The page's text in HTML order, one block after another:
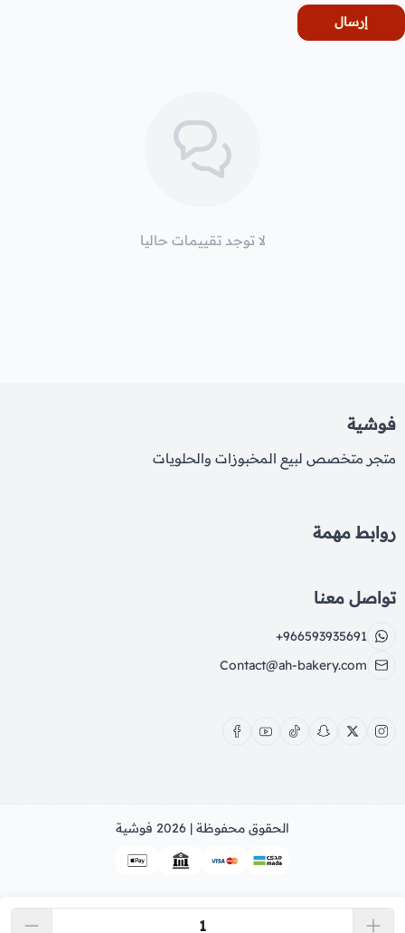
إرسال
لا توجد تقييمات حاليا
فوشية
متجر متخصص لبيع المخبوزات والحلويات
روابط مهمة
تواصل معنا
+966593935691
Contact@ah-bakery.com
الحقوق محفوظة | 2026 فوشية